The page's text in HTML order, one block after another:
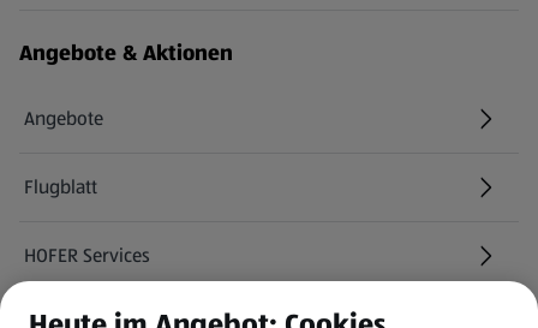
Angebote & Aktionen
Angebote
Flugblatt
HOFER Services